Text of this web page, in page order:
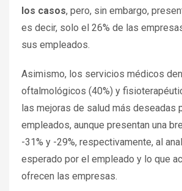
los casos, pero, sin embargo,
es decir, solo el 26% de las
sus empleados.
Asimismo, los servicios médicos
oftalmológicos (40%) y
las mejoras de salud más deseadas
empleados, aunque presentan una
-31% y -29%, respectivamente, al
esperado por el empleado y lo que
ofrecen las empresas.